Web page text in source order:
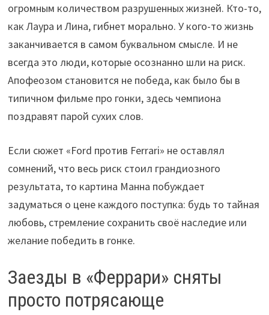
огромным количеством разрушенных жизней. Кто-то,
как Лаура и Лина, гибнет морально. У кого-то жизнь
заканчивается в самом буквальном смысле. И не
всегда это люди, которые осознанно шли на риск.
Апофеозом становится не победа, как было бы в
типичном фильме про гонки, здесь чемпиона
поздравят парой сухих слов.
Если сюжет «Ford против Ferrari» не оставлял
сомнений, что весь риск стоил грандиозного
результата, то картина Манна побуждает
задуматься о цене каждого поступка: будь то тайная
любовь, стремление сохранить своё наследие или
желание победить в гонке.
Заезды в «Феррари» сняты
просто потрясающе